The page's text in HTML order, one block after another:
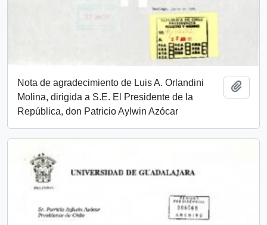
Nota de agradecimiento de Luis A. Orlandini
Molina, dirigida a S.E. El Presidente de la
República, don Patricio Aylwin Azócar